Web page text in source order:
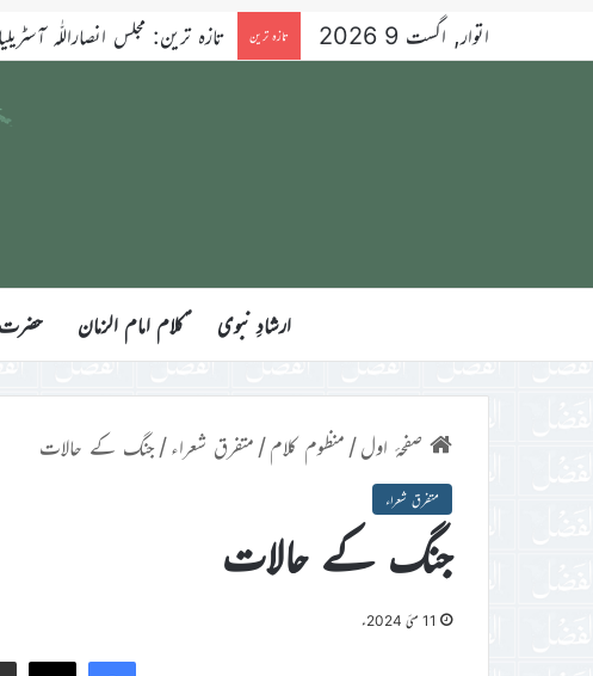
اتوار, اگست 9 2026 تازہ ترین تازہ ترین: مجلس انصاراللّٰہ آسٹریلیا کے ۳۴ویں سالانہ نیشنل
ارشادِ نبوی ؑکلام امام الزمان حضرت
صفحۂ اول/ منظوم کلام/ متفرق شعراء/جنگ کے حالات
متفرق شعراء
جنگ کے حالات
11 مئی 2024ء
X